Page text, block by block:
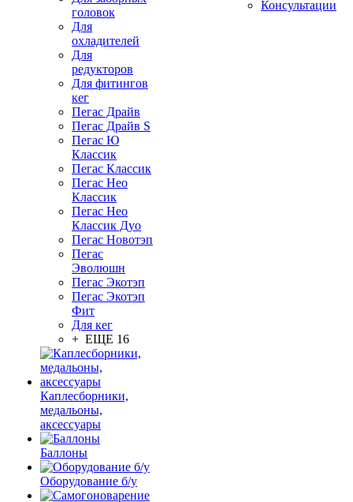
головок
Для
охладителей
Для
редукторов
Для фитингов
кег
Пегас Драйв
Пегас Драйв S
Пегас Ю
Классик
Пегас Классик
Пегас Нео
Классик
Пегас Нео
Классик Дуо
Пегас Новотэп
Пегас
Эволюшн
Пегас Экотэп
Пегас Экотэп
Фит
Для кег
+ ЕЩЕ 16
Каплесборники,
медальоны,
аксессуары
Баллоны
Оборудование б/у
Консультации